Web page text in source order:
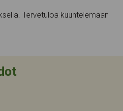
Tervetuloa kuuntelemaan